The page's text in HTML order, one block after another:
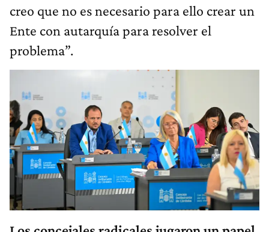
creo que no es necesario para ello crear un
Ente con autarquía para resolver el
problema”.